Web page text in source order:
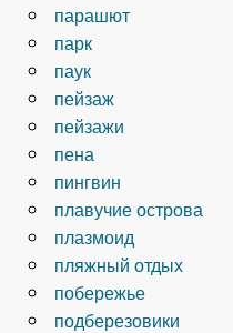
парашют
парк
паук
пейзаж
пейзажи
пена
пингвин
плавучие острова
плазмоид
пляжный отдых
побережье
подберезовики